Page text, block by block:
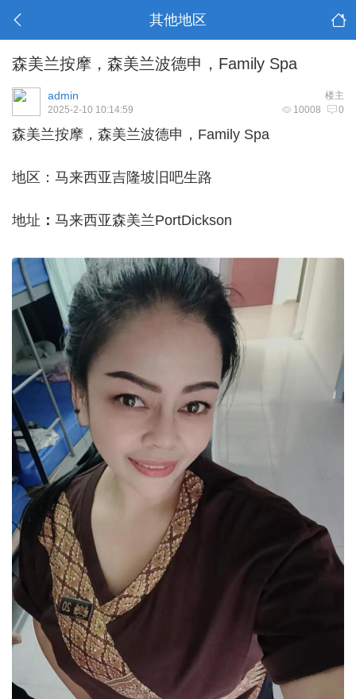
其他地区
森美兰按摩，森美兰波德申，Family Spa
楼主
admin
10008 0
2025-2-10 10:14:59
森美兰按摩，森美兰波德申，Family Spa
地区：马来西亚吉隆坡旧吧生路
地址 ： 马来西亚森美兰PortDickson